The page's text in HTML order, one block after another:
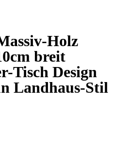
Holz
breit
Tisch Design
Landhaus-Stil